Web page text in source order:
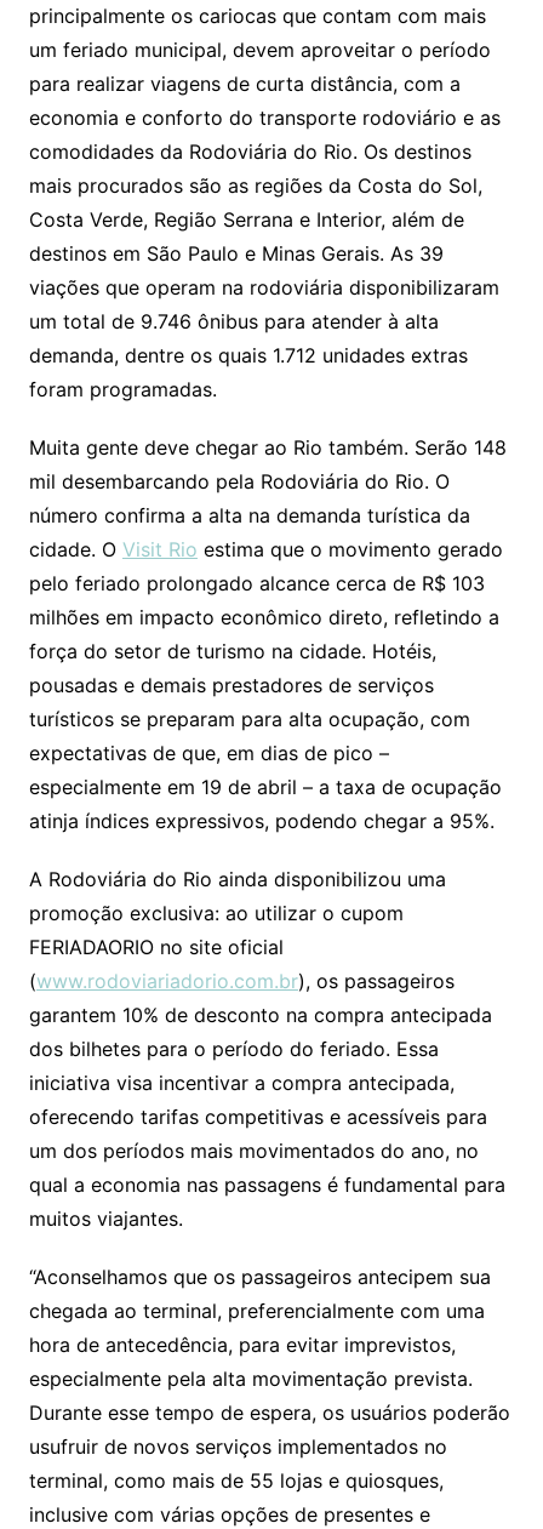
principalmente os cariocas que contam com mais
um feriado municipal, devem aproveitar o período
para realizar viagens de curta distância, com a
economia e conforto do transporte rodoviário e as
comodidades da Rodoviária do Rio. Os destinos
mais procurados são as regiões da Costa do Sol,
Costa Verde, Região Serrana e Interior, além de
destinos em São Paulo e Minas Gerais. As 39
viações que operam na rodoviária disponibilizaram
um total de 9.746 ônibus para atender à alta
demanda, dentre os quais 1.712 unidades extras
foram programadas.
Muita gente deve chegar ao Rio também. Serão 148
mil desembarcando pela Rodoviária do Rio. O
número confirma a alta na demanda turística da
cidade. O Visit Rio estima que o movimento gerado
pelo feriado prolongado alcance cerca de R$ 103
milhões em impacto econômico direto, refletindo a
força do setor de turismo na cidade. Hotéis,
pousadas e demais prestadores de serviços
turísticos se preparam para alta ocupação, com
expectativas de que, em dias de pico –
especialmente em 19 de abril – a taxa de ocupação
atinja índices expressivos, podendo chegar a 95%.
A Rodoviária do Rio ainda disponibilizou uma
promoção exclusiva: ao utilizar o cupom
FERIADAORIO no site oficial
(www.rodoviariadorio.com.br), os passageiros
garantem 10% de desconto na compra antecipada
dos bilhetes para o período do feriado. Essa
iniciativa visa incentivar a compra antecipada,
oferecendo tarifas competitivas e acessíveis para
um dos períodos mais movimentados do ano, no
qual a economia nas passagens é fundamental para
muitos viajantes.
“Aconselhamos que os passageiros antecipem sua
chegada ao terminal, preferencialmente com uma
hora de antecedência, para evitar imprevistos,
especialmente pela alta movimentação prevista.
Durante esse tempo de espera, os usuários poderão
usufruir de novos serviços implementados no
terminal, como mais de 55 lojas e quiosques,
inclusive com várias opções de presentes e